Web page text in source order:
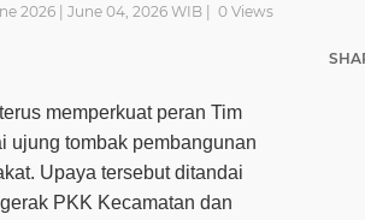
2026 | June 04, 2026 WIB | 0Views
memperkuat peran Tim
ujung tombak pembangunan
Upaya tersebut ditandai
PKK Kecamatan dan